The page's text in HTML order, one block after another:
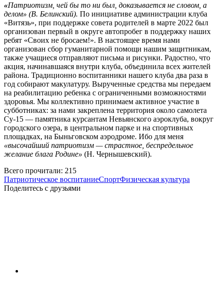
«Патриотизм, чей бы то ни был, доказывается не словом, а
делом» (В. Белинский). По инициативе администрации клуба
«Витязь», при поддержке совета родителей в марте 2022 был
организован первый в округе автопробег в поддержку наших
ребят «Своих не бросаем!». В настоящее время нами
организован сбор гуманитарной помощи нашим защитникам,
также учащиеся отправляют письма и рисунки. Радостно, что
акция, начинавшаяся внутри клуба, объединила всех жителей
района. Традиционно воспитанники нашего клуба два раза в
год собирают макулатуру. Вырученные средства мы передаем
на реабилитацию ребенка с ограниченными возможностями
здоровья. Мы коллективно принимаем активное участие в
субботниках: за нами закреплена территория около самолета
Су-15 — памятника курсантам Невьянского аэроклуба, вокруг
городского озера, в центральном парке и на спортивных
площадках, на Быньговском аэродроме. Ибо для меня
«высочайший патриотизм — страстное, беспредельное
желание блага Родине» (Н. Чернышевский).
Всего прочитали: 215
Патриотическое воспитаниеСпортФизическая культура
Поделитесь с друзьями